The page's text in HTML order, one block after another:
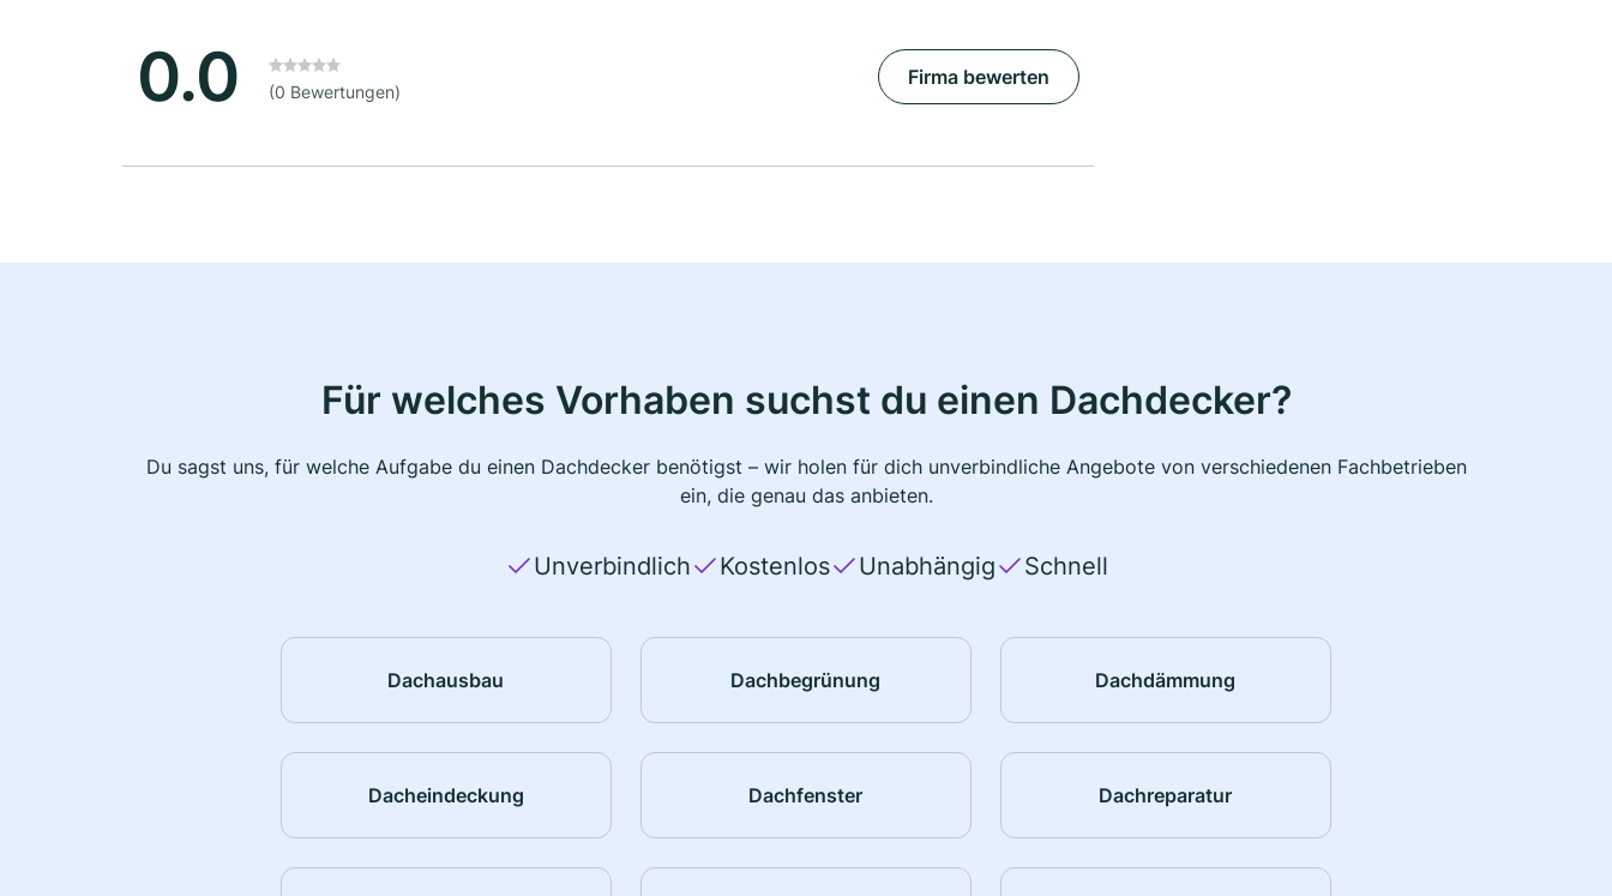
0.0 (0 Bewertungen)
Firma bewerten
Für welches Vorhaben suchst du einen Dachdecker?
Du sagst uns, für welche Aufgabe du einen Dachdecker benötigst – wir holen für dich unverbindliche Angebote von verschiedenen Fachbetrieben
ein, die genau das anbieten.
Unverbindlich Kostenlos Unabhängig Schnell
Dachausbau Dachbegrünung Dachdämmung
Dacheindeckung Dachfenster Dachreparatur